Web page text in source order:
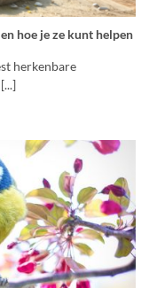
hoe je ze kunt helpen
herkenbare